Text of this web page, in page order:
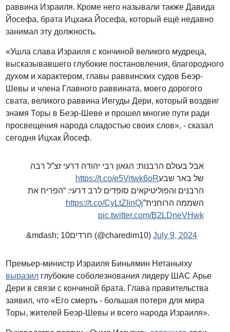
раввина Израиля. Кроме него называли также Давида
Йосефа, брата Ицхака Йосефа, который ещё недавно
занимал эту должность.
«Ушла слава Израиля с кончиной великого мудреца,
высказывавшего глубокие постановления, благородного
духом и характером, главы раввинских судов Беэр-
Шевы и члена Главного раввината, моего дорогого
свата, великого раввина Иегуды Дери, который воздвиг
знамя Торы в Беэр-Шеве и прошел многие пути ради
просвещения народа сладостью своих слов», - сказал
сегодня Ицхак Йосеф.
אבל בעולם הרבנות: הגאון רבי יהודה דרעי זצ”ל רבה
של באר שבעhttps://t.co/e5Vrtwk6oR
הרבנים והפוליטיקאים סופדים לרב דרעי: “הפריח את
השממה הרוחנית”https://t.co/CyLtZIinQj
pic.twitter.com/B2LDneVHwk
&mdash; חרדים10 (@charedim10)July 9, 2024
Премьер-министр Израиля Биньямин Нетаньяху
выразил глубокие соболезнования лидеру ШАС Арье
Дери в связи с кончиной брата. Глава правительства
заявил, что «Его смерть - большая потеря для мира
Торы, жителей Беэр-Шевы и всего народа Израиля».